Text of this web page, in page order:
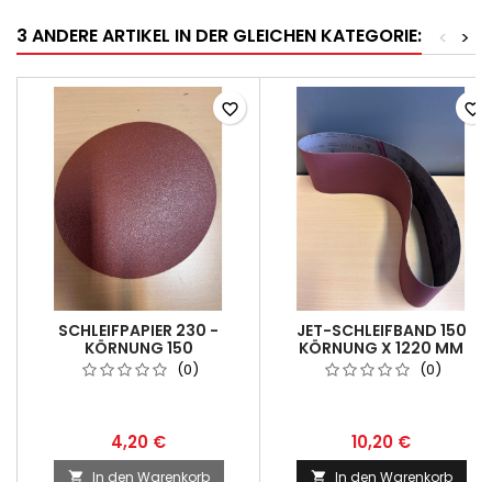
3 ANDERE ARTIKEL IN DER GLEICHEN KATEGORIE: >
<
SCHLEIFPAPIER 230 -
KÖRNUNG 150
KLETTVERSCHLUSS
(0)
4,20 €
 In den Warenkorb
favorite_border
JET-SCHLEIFBAND 150
KÖRNUNG X 1220 MM
(0)
10,20 €
 In den Warenkorb
favorite_border